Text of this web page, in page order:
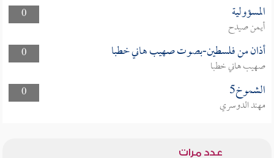
0
المسؤولية
أيمن صيدح
0
أذان من فلسطين-بصوت صهيب هاني خطبا
صهيب هاني خطبا
0
الشموخ5
مهند الدوسري
عدد مرات